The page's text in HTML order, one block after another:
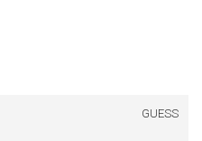
GUESS